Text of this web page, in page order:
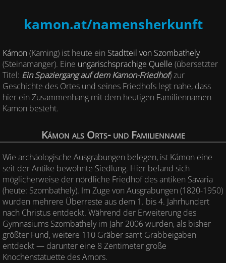
kamon.at/namensherkunft
Kámon(Kaming) ist heute ein Stadtteil von Szombathely
(Steinamanger). Eine ungarischsprachige Quelle (übersetzter
Titel: Ein Spaziergang auf dem Kamon-Friedhof) zur
Geschichte des Ortes und seines Friedhofs legt nahe, dass
hier ein Zusammenhang mit dem heutigen Familiennamen
Kamon besteht.
Kámon als Orts- und Familienname
Wie archäologische Ausgrabungen belegen, ist Kámon eine
seit der Antike bewohnte Siedlung. Hier befand sich
möglicherweise der nördliche Friedhof des antiken Savaria
(heute: Szombathely). Im Zuge von Ausgrabungen (1820-1950)
wurden mehrere Überreste aus dem 1. bis 4. Jahrhundert
nach Christus entdeckt. Während der Erweiterung des
Gymnasiums Szombathely im Jahr 2006 wurden, als bisher
größter Fund, weitere 110 Gräber samt Grabbeigaben
entdeckt — darunter eine 8 Zentimeter große
Knochenstatuette des Amors.